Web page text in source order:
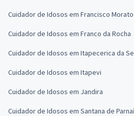
Cuidador de Idosos em Francisco Morato
Cuidador de Idosos em Franco da Rocha
Cuidador de Idosos em Itapecerica da
Cuidador de Idosos em Itapevi
Cuidador de Idosos em Jandira
Cuidador de Idosos em Santana de